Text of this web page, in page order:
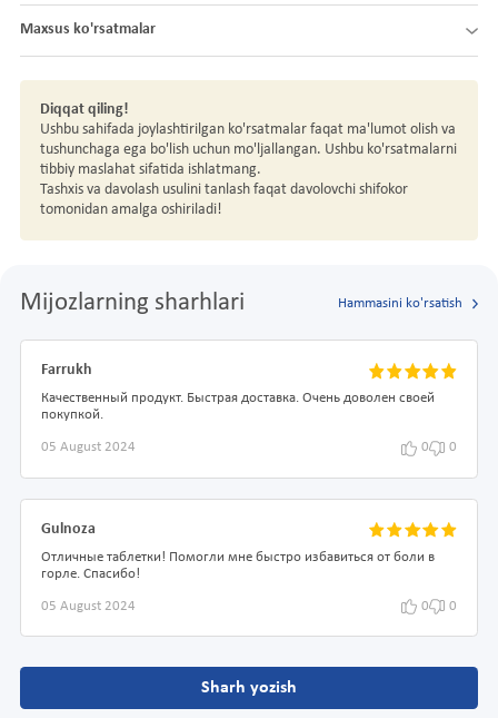
Maxsus ko'rsatmalar
Diqqat qiling!
Ushbu sahifada joylashtirilgan ko'rsatmalar faqat ma'lumot olish va
tushunchaga ega bo'lish uchun mo'ljallangan. Ushbu ko'rsatmalarni
tibbiy maslahat sifatida ishlatmang.
Tashxis va davolash usulini tanlash faqat davolovchi shifokor
tomonidan amalga oshiriladi!
Mijozlarning sharhlari Hammasini ko'rsatish
Farrukh
Качественный продукт. Быстрая доставка. Очень доволен своей
покупкой.
05 August 2024 0 0
Gulnoza
Отличные таблетки! Помогли мне быстро избавиться от боли в
горле. Спасибо!
05 August 2024 0 0
Sharh yozish